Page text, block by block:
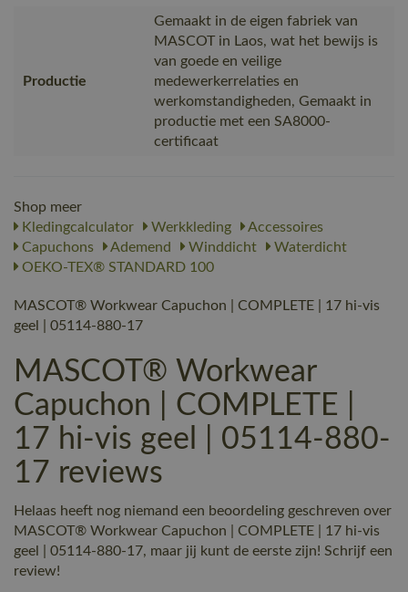
Productie
Gemaakt in de eigen fabriek van
MASCOT in Laos, wat het bewijs is
van goede en veilige
medewerkerrelaties en
werkomstandigheden, Gemaakt in
productie met een SA8000-
certificaat
Shop meer
Kledingcalculator
Werkkleding
Accessoires
Capuchons
Ademend Winddicht
Waterdicht
OEKO-TEX® STANDARD 100
MASCOT® Workwear Capuchon | COMPLETE | 17 hi-vis
geel | 05114-880-17
MASCOT® Workwear
Capuchon | COMPLETE |
17 hi-vis geel | 05114-880-
17 reviews
Helaas heeft nog niemand een beoordeling geschreven over
MASCOT® Workwear Capuchon | COMPLETE | 17 hi-vis
geel | 05114-880-17, maar jij kunt de eerste zijn! Schrijf een
review!